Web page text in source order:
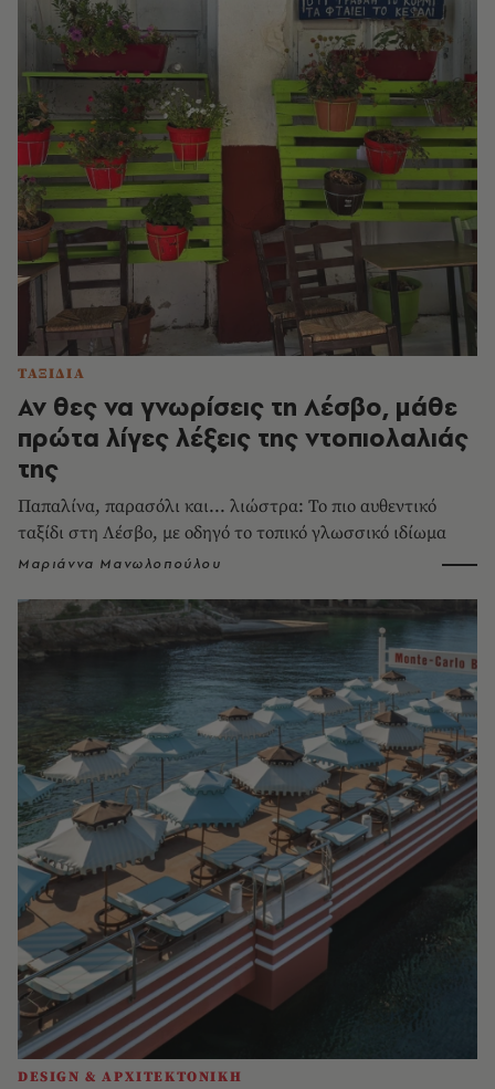
ΤΑΞΙΔΙΑ
Αν θες να γνωρίσεις τη Λέσβο, μάθε
πρώτα λίγες λέξεις της ντοπιολαλιάς
της
Παπαλίνα, παρασόλι και... λιώστρα: Το πιο αυθεντικό
ταξίδι στη Λέσβο, με οδηγό το τοπικό γλωσσικό ιδίωμα
Μαριάννα Μανωλοπούλου
DESIGN & ΑΡΧΙΤΕΚΤΟΝΙΚΗ